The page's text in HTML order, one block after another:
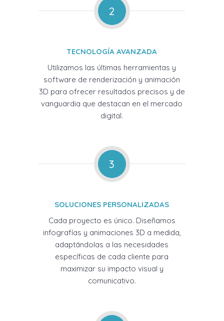
2
TECNOLOGÍA AVANZADA
Utilizamos las últimas herramientas y
software de renderización y animación
3D para ofrecer resultados precisos y de
vanguardia que destacan en el mercado
digital.
3
SOLUCIONES PERSONALIZADAS
Cada proyecto es único. Diseñamos
infografías y animaciones 3D a medida,
adaptándolas a las necesidades
específicas de cada cliente para
maximizar su impacto visual y
comunicativo.